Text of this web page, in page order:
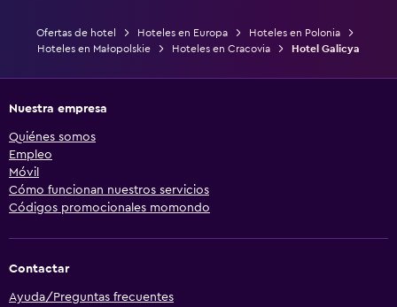
Ofertas de hotel Hoteles en Europa
Hoteles en Polonia
Hoteles en Małopolskie
Hoteles en Cracovia Hotel Galicya
Nuestra empresa
Quiénes somos
Empleo
Móvil
Cómo funcionan nuestros servicios
Códigos promocionales momondo
Contactar
Ayuda/Preguntas frecuentes